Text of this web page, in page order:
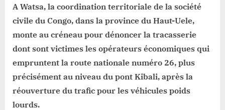
économiques
au
kibali
après
la
réouverture
trafic.
A Watsa, la coordination territoriale de la société
civile du Congo, dans la province du Haut-Uele,
monte au créneau pour dénoncer la tracasserie
dont sont victimes les opérateurs économiques qui
empruntent la route nationale numéro 26, plus
précisément au niveau du pont Kibali, après la
réouverture du trafic pour les véhicules poids
lourds.